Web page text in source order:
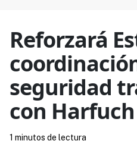
Reforzará
seguridad
con Harfuch
1 minutos de lectura